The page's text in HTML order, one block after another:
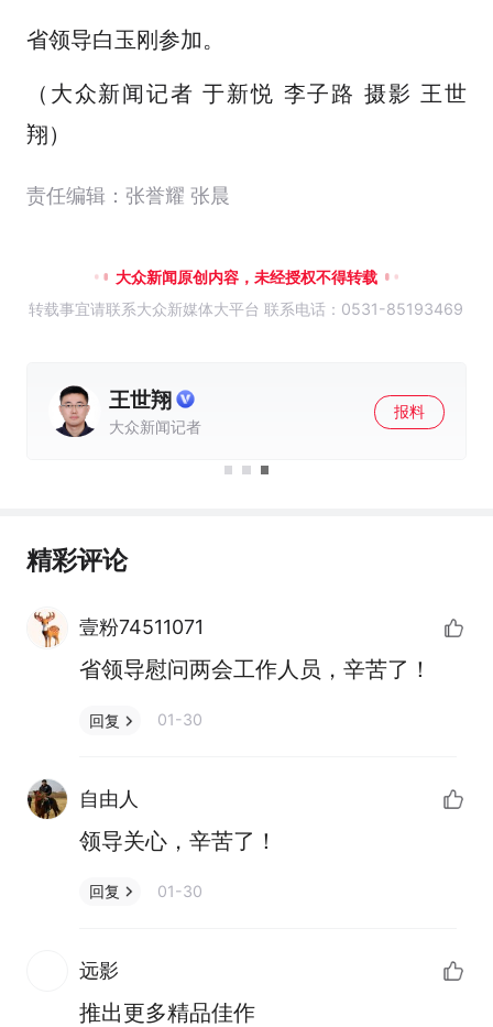
省领导白玉刚参加。
（大众新闻记者 于新悦 李子路 摄影 王世
翔）
责任编辑：张誉耀 张晨
大众新闻原创内容，未经授权不得转载
转载事宜请联系大众新媒体大平台 联系电话：0531-85193469
王世翔
大众新闻记者
报料
精彩评论
壹粉74511071
省领导慰问两会工作人员，辛苦了！
回复 01-30
自由人
领导关心，辛苦了！
回复 01-30
远影
推出更多精品佳作